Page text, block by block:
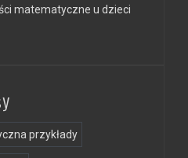
matematyczne u dzieci
przykłady